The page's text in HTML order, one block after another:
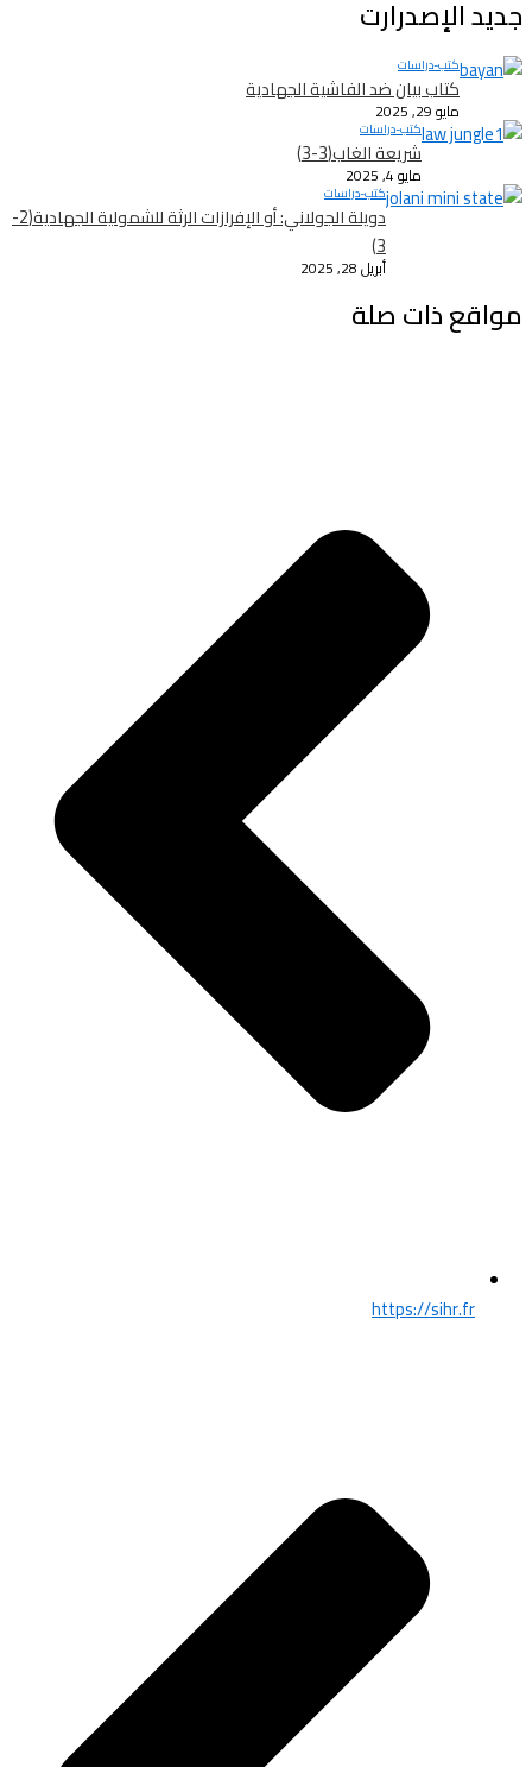
جديد الإصدرارت
كتب-دراسات
كتاب بيان ضد الفاشية الجهادية
مايو 29, 2025
كتب-دراسات
شريعة الغاب(3-3)
مايو 4, 2025
كتب-دراسات
دويلة الجولاني: أو الإفرازات الرثة للشمولية الجهادية(2-
3)
أبريل 28, 2025
مواقع ذات صلة
https://sihr.fr